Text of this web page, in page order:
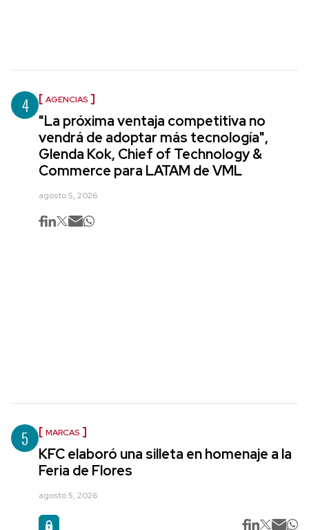
4 AGENCIAS
"La próxima ventaja competitiva no
vendrá de adoptar más tecnología",
Glenda Kok, Chief of Technology &
Commerce para LATAM de VML
agosto 5, 2026
5 MARCAS
KFC elaboró una silleta en homenaje a la
Feria de Flores
agosto 5, 2026